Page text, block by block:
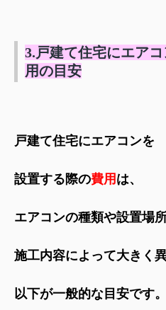
3.戸建て住宅にエア
用の目安
戸建て住宅にエアコンを
設置する際の費用 は、
エアコンの種類や設置場所
施工内容によって大きく
以下が一般的な目安です。